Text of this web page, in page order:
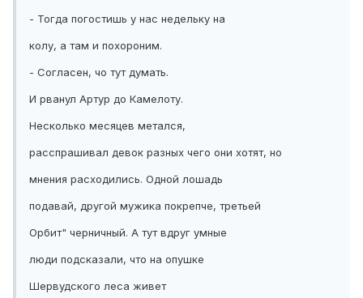
- Тогда погостишь у нас недельку на
колу, а там и похороним.
- Согласен, чо тут думать.
И рванул Артур до Камелоту.
Несколько месяцев метался,
расспрашивал девок разных чего они хотят, но
мнения расходились. Одной лошадь
подавай, другой мужика покрепче, третьей
Орбит" черничный. А тут вдруг умные
люди подсказали, что на опушке
Шервудского леса живет